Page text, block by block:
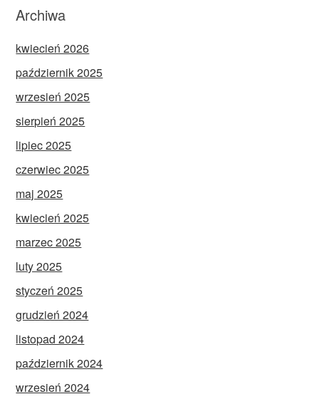
Archiwa
kwiecień 2026
październik 2025
wrzesień 2025
sierpień 2025
lipiec 2025
czerwiec 2025
maj 2025
kwiecień 2025
marzec 2025
luty 2025
styczeń 2025
grudzień 2024
listopad 2024
październik 2024
wrzesień 2024